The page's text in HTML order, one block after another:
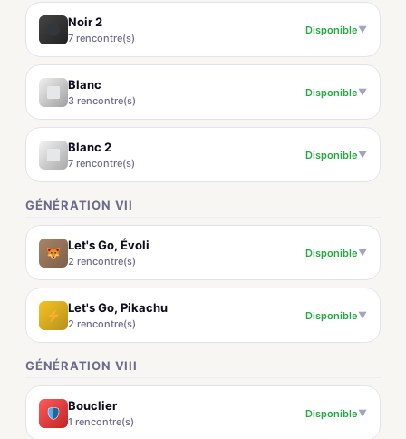
Noir 2
7 rencontre(s)
Disponible▼
Blanc
3 rencontre(s)
Disponible▼
Blanc 2
7 rencontre(s)
Disponible▼
GÉNÉRATION VII
Let's Go, Évoli
2 rencontre(s)
Disponible▼
Let's Go, Pikachu
2 rencontre(s)
Disponible▼
GÉNÉRATION VIII
Bouclier
1 rencontre(s)
Disponible▼